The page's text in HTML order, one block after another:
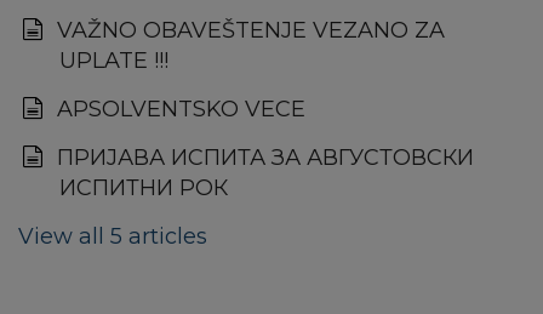
VAŽNO OBAVEŠTENJE VEZANO ZA
UPLATE !!!
APSOLVENTSKO VECE
ПРИЈАВА ИСПИТА ЗА АВГУСТОВСКИ
ИСПИТНИ РОК
View all 5 articles